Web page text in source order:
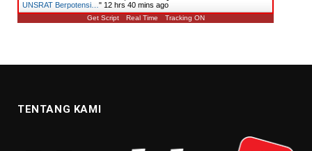
UNSRAT Berpotensi… " 12 hrs 40 mins ago
Get Script Real Time Tracking ON
TENTANG KAMI